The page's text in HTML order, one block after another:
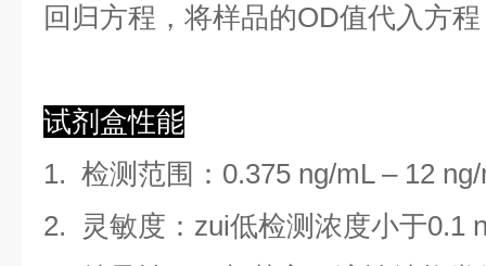
回归方程 ， 将样品的OD值代入方
试剂盒性能
1. 检测范围 ： 0.375 ng/mL –12 ng/
2. 灵敏度：zui低检测浓度小于0.1